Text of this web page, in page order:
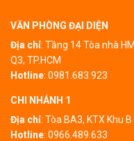
VĂN PHÒNG ĐẠI DIỆN
Địa chỉ: Tầng 14 Tòa nhà
Q3, TP.HCM
Hotline: 0981.683.923
CHI NHÁNH 1
Địa chỉ: Tòa BA3, KTX Khu
Hotline: 0966.489.633